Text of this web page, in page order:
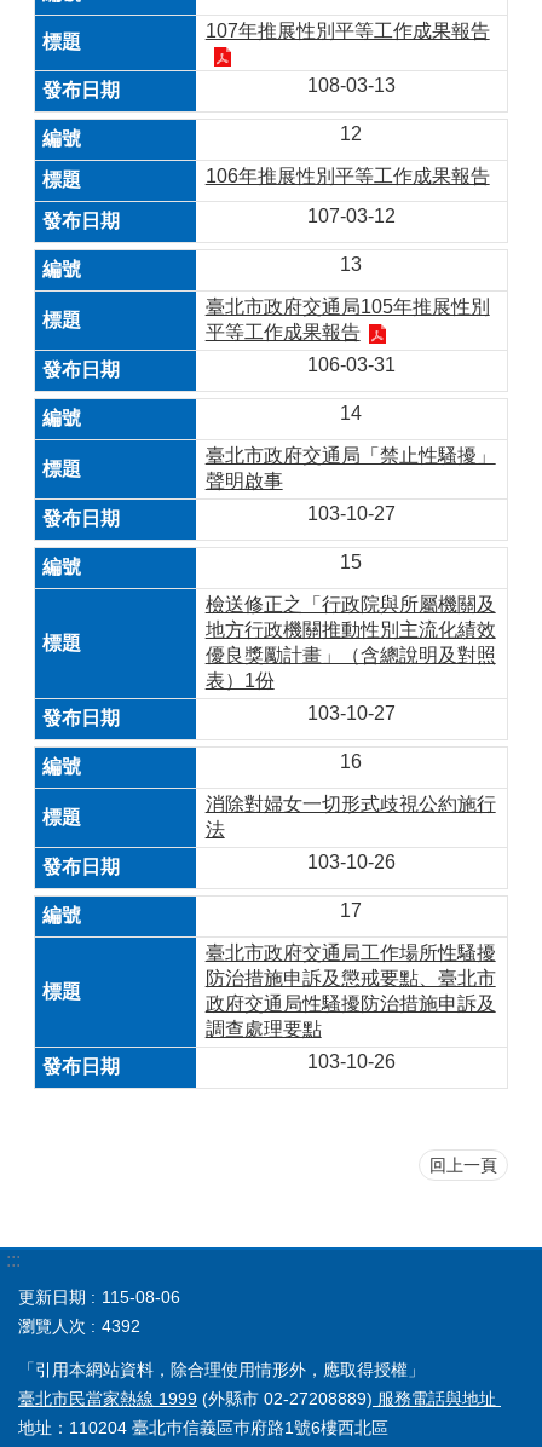
107年推展性別平等工作成果報告
108-03-13
12
106年推展性別平等工作成果報告
107-03-12
13
臺北市政府交通局105年推展性別
平等工作成果報告
106-03-31
14
臺北市政府交通局「禁止性騷擾」
聲明啟事
103-10-27
15
檢送修正之「行政院與所屬機關及
地方行政機關推動性別主流化績效
優良獎勵計畫」（含總說明及對照
表）1份
103-10-27
16
消除對婦女一切形式歧視公約施行
法
103-10-26
17
臺北市政府交通局工作場所性騷擾
防治措施申訴及懲戒要點、臺北市
政府交通局性騷擾防治措施申訴及
調查處理要點
103-10-26
回上一頁
:::
更新日期
115-08-06
瀏覽人次
4392
「引用本網站資料，除合理使用情形外，應取得授權」
臺北市民當家熱線 1999 (外縣市 02-27208889) 服務電話與地址
地址：110204 臺北巿信義區巿府路1號6樓西北區